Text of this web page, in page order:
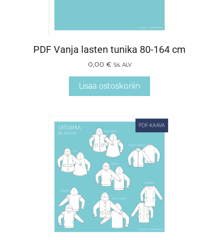
PDF Vanja lasten tunika 80-164 cm
0,00 € Sis. ALV
Lisää ostoskoriin